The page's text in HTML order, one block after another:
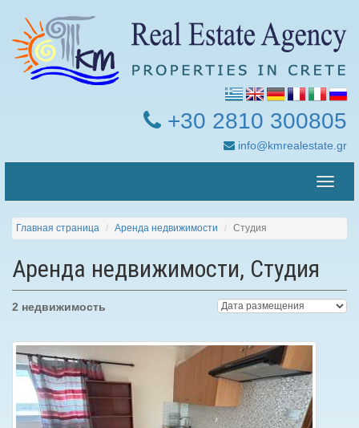
+30 2810 300805
info@kmrealestate.gr
Toggle
Главная страница Аренда недвижимости Студия
Аренда недвижимости, Студия
2 недвижимость